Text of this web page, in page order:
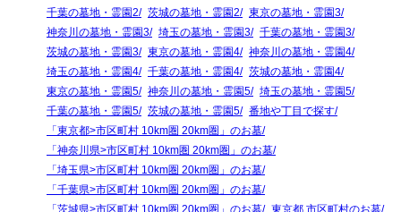
千葉の墓地・霊園2
茨城の墓地・霊園2
東京の墓地・霊園3
神奈川の墓地・霊園3
埼玉の墓地・霊園3
千葉の墓地・霊園3
茨城の墓地・霊園3
東京の墓地・霊園4
神奈川の墓地・霊園4
埼玉の墓地・霊園4
千葉の墓地・霊園4
茨城の墓地・霊園4
東京の墓地・霊園5
神奈川の墓地・霊園5
埼玉の墓地・霊園5
千葉の墓地・霊園5
茨城の墓地・霊園5
番地や丁目で探す
「東京都>市区町村 10km圏 20km圏」のお墓
「神奈川県>市区町村 10km圏 20km圏」のお墓
「埼玉県>市区町村 10km圏 20km圏」のお墓
「千葉県>市区町村 10km圏 20km圏」のお墓
「茨城県>市区町村 10km圏 20km圏」のお墓
東京都 市区町村のお墓